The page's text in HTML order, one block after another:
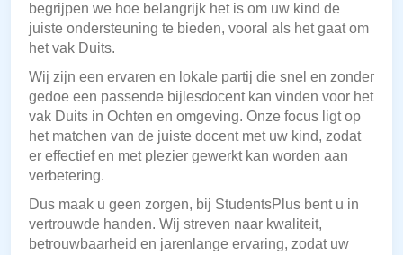
begrijpen we hoe belangrijk het is om uw kind de
juiste ondersteuning te bieden, vooral als het gaat om
het vak Duits.
Wij zijn een ervaren en lokale partij die snel en zonder
gedoe een passende bijlesdocent kan vinden voor het
vak Duits in Ochten en omgeving. Onze focus ligt op
het matchen van de juiste docent met uw kind, zodat
er effectief en met plezier gewerkt kan worden aan
verbetering.
Dus maak u geen zorgen, bij StudentsPlus bent u in
vertrouwde handen. Wij streven naar kwaliteit,
betrouwbaarheid en jarenlange ervaring, zodat uw